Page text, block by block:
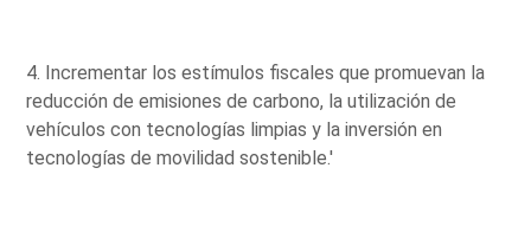
4. Incrementar los estímulos fiscales que promuevan la
reducción de emisiones de carbono, la utilización de
vehículos con tecnologías limpias y la inversión en
tecnologías de movilidad sostenible.'